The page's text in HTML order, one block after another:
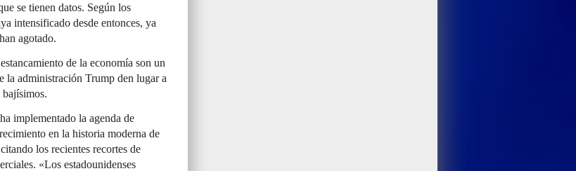
se tienen datos. Según los
intensificado desde entonces, ya
agotado.
de la economía son un
la administración Trump den lugar a
bajísimos.
implementado la agenda de
en la historia moderna de
los recientes recortes de
«Los estadounidenses